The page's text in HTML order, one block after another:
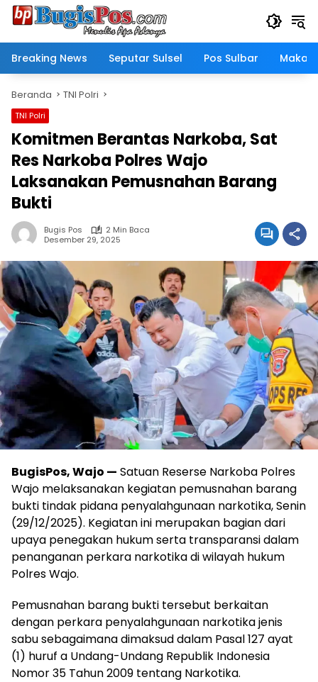
Langsung
Breaking News
Seputar Sulsel Pos Sulbar
Beranda TNI Polri
TNI Polri
Komitmen Berantas Narkoba, Sat
Res Narkoba Polres Wajo
Laksanakan Pemusnahan Barang
Bukti
Bugis Pos
2 Min Baca
Desember 29, 2025
BugisPos, Wajo — Satuan Reserse Narkoba Polres
Wajo melaksanakan kegiatan pemusnahan barang
bukti tindak pidana penyalahgunaan narkotika, Senin
(29/12/2025). Kegiatan ini merupakan bagian dari
upaya penegakan hukum serta transparansi dalam
penanganan perkara narkotika di wilayah hukum
Polres Wajo.
Pemusnahan barang bukti tersebut berkaitan
dengan perkara penyalahgunaan narkotika jenis
sabu sebagaimana dimaksud dalam Pasal 127 ayat
(1) huruf a Undang-Undang Republik Indonesia
Nomor 35 Tahun 2009 tentang Narkotika.